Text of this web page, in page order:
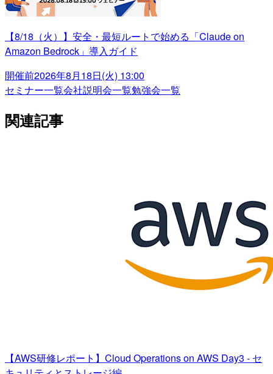
【8/18（火）】安全・最短ルートで始める「Claude on
Amazon Bedrock」導入ガイド
開催前2026年8月18日(火) 13:00
セミナー一覧会社説明会一覧勉強会一覧
関連記事
【AWS研修レポート】Cloud Operations on AWS Day3 - セ